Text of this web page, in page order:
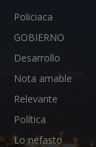
Policiaca
GOBIERNO
Desarrollo
Nota amable
Relevante
Política
Lo nefasto